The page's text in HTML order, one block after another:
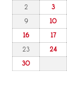
2
3
9
10
16
17
23
24
30